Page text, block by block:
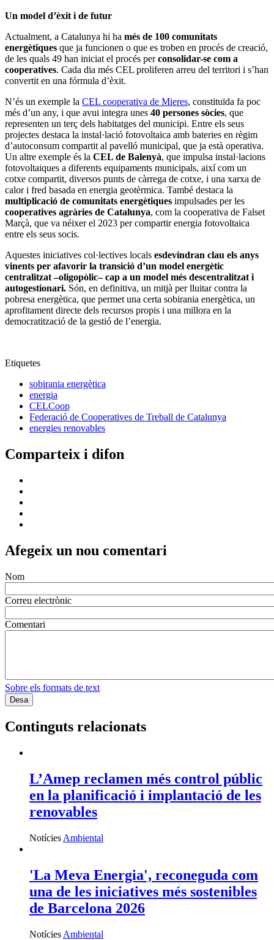
Un model d’èxit i de futur
Actualment, a Catalunya hi ha més de 100 comunitats
energètiques que ja funcionen o que es troben en procés de creació,
de les quals 49 han iniciat el procés perconsolidar-se com a
cooperatives. Cada dia més CEL proliferen arreu del territori i s’han
convertit en una fórmula d’èxit.
N’és un exemple la CEL cooperativa de Mieres, constituïda fa poc
més d’un any, i que avui integra unes 40 persones sòcies, que
representen un terç dels habitatges del municipi. Entre els seus
projectes destaca la instal·lació fotovoltaica amb bateries en règim
d’autoconsum compartit al pavelló municipal, que ja està operativa.
Un altre exemple és la CEL de Balenyà, que impulsa instal·lacions
fotovoltaiques a diferents equipaments municipals, així com un
cotxe compartit, diversos punts de càrrega de cotxe, i una xarxa de
calor i fred basada en energia geotèrmica. També destaca la
multiplicació de comunitats energètiques impulsades per les
cooperatives agràries de Catalunya, com la cooperativa de Falset
Marçà, que va néixer el 2023 per compartir energia fotovoltaica
entre els seus socis.
Aquestes iniciatives col·lectives locals esdevindran clau els anys
vinents per afavorir la transició d’un model energètic
centralitzat –oligopòlic– cap a un model més descentralitzat i
autogestionari. Són, en definitiva, un mitjà per lluitar contra la
pobresa energètica, que permet una certa sobirania energètica, un
aprofitament directe dels recursos propis i una millora en la
democratització de la gestió de l’energia.
Etiquetes
sobirania energètica
energia
CELCoop
Federació de Cooperatives de Treball de Catalunya
energies renovables
Comparteix i difon
Afegeix un nou comentari
Nom
Correu electrònic
Comentari
Sobre els formats de text
Continguts relacionats
L’Amep reclamen més control públic
en la planificació i implantació de les
renovables
Notícies Ambiental
'La Meva Energia', reconeguda com
una de les iniciatives més sostenibles
de Barcelona 2026
Notícies Ambiental